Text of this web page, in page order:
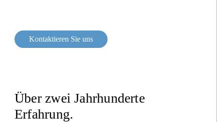
Kontaktieren Sie uns
Über zwei Jahrhunderte
Erfahrung.